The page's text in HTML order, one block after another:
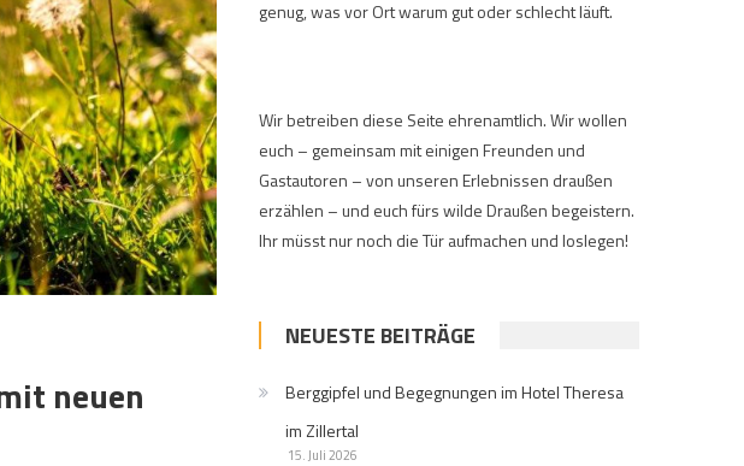
neuen
genug, was vor Ort warum gut oder schlecht läuft.
Wir betreiben diese Seite ehrenamtlich. Wir wollen
euch – gemeinsam mit einigen Freunden und
Gastautoren – von unseren Erlebnissen draußen
erzählen – und euch fürs wilde Draußen begeistern.
Ihr müsst nur noch die Tür aufmachen und loslegen!
NEUESTE BEITRÄGE
Berggipfel und Begegnungen im Hotel Theresa
im Zillertal
15. Juli 2026